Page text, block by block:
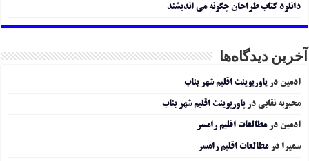
دانلود کتاب طراحان چگونه می اندیشند
آخرین دیدگاه‌ها
ادمین درپاورپوینت اقلیم شهر بناب
محبوبه نقابی درپاورپوینت اقلیم شهر بناب
ادمین درمطالعات اقلیم رامسر
سمیرا درمطالعات اقلیم رامسر